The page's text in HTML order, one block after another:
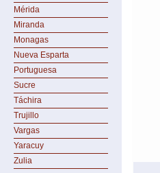
Mérida
Miranda
Monagas
Nueva Esparta
Portuguesa
Sucre
Táchira
Trujillo
Vargas
Yaracuy
Zulia